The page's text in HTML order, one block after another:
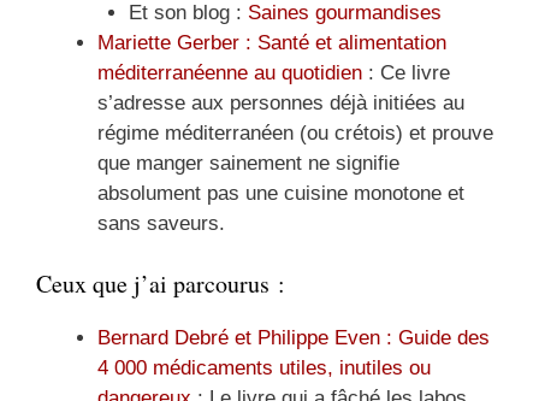
Et son blog : Saines gourmandises
Mariette Gerber : Santé et alimentation
méditerranéenne au quotidien : Ce livre
s’adresse aux personnes déjà initiées au
régime méditerranéen (ou crétois) et prouve
que manger sainement ne signifie
absolument pas une cuisine monotone et
sans saveurs.
Ceux que j’ai parcourus :
Bernard Debré et Philippe Even : Guide des
4 000 médicaments utiles, inutiles ou